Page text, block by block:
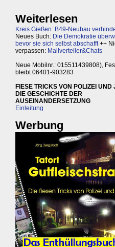
Weiterlesen
Kreis Gießen: B49-Neubau
Neues Buch: Die Demokratie
bevor sie sich selbst abschafft++
verpassen: Mailverteiler&Chats
Neue Mobilnr.: 015511439808),
bleibt 06401-903283
FIESE TRICKS VON POLIZEI UND
DIE GESCHICHTE DER
AUSEINANDERSETZUNG
Einleitung
Werbung